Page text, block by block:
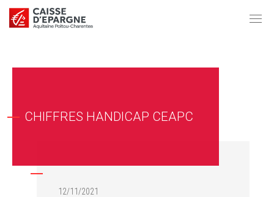
CHIFFRES HANDICAP CEAPC
12/11/2021